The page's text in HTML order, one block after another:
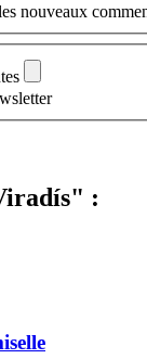
nouveaux
: